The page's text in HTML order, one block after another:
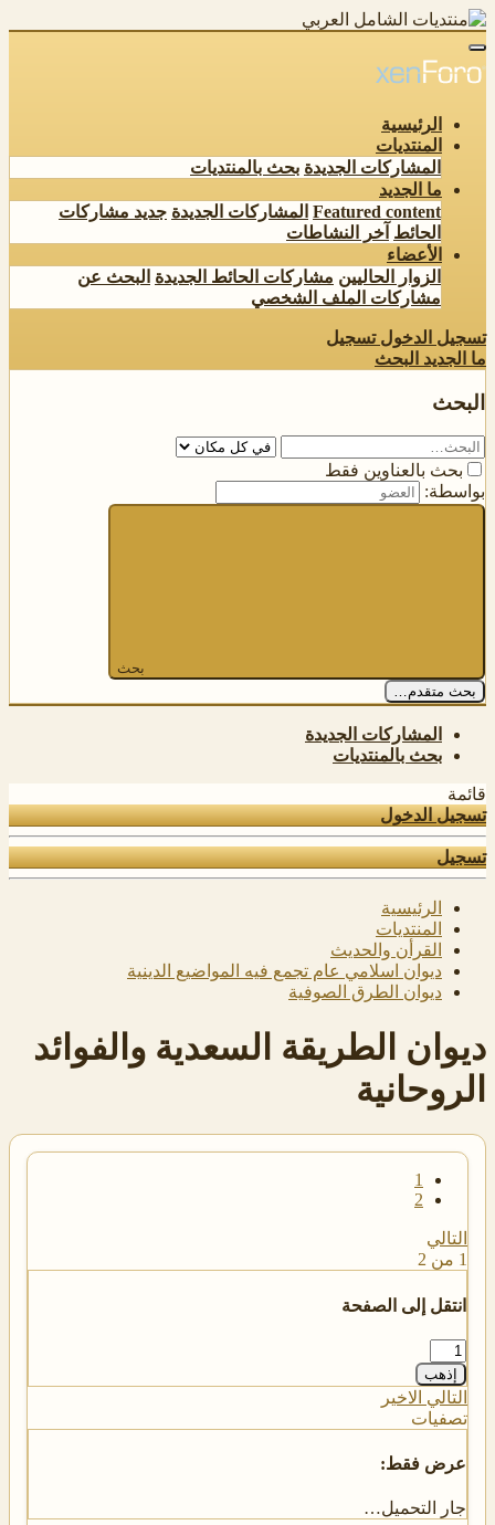
الرئيسية
المنتديات
المشاركات الجديدة بحث بالمنتديات
ما الجديد
Featured content المشاركات الجديدة جديد مشاركات
الحائط آخر النشاطات
الأعضاء
الزوار الحاليين مشاركات الحائط الجديدة البحث عن
مشاركات الملف الشخصي
تسجيل الدخول تسجيل
ما الجديد البحث
البحث
بحث بالعناوين فقط
بواسطة:
بحث
بحث متقدم…
المشاركات الجديدة
بحث بالمنتديات
قائمة
تسجيل الدخول
تسجيل
الرئيسية
المنتديات
القرأن والحديث
ديوان اسلامي عام تجمع فيه المواضيع الدينية
ديوان الطرق الصوفية
ديوان الطريقة السعدية والفوائد
الروحانية
1
2
التالي
1 من 2
انتقل إلى الصفحة
إذهب
التالي الاخير
تصفيات
عرض فقط:
جار التحميل…